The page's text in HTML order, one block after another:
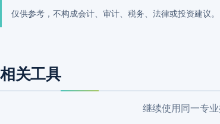
仅供参考，不构成会计、审计、税务、法律或投资建议。
相关工具
继续使用同一专